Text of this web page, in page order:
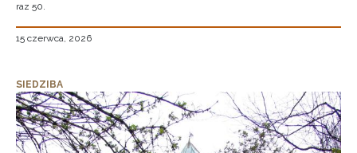
raz 50.
15 czerwca, 2026
SIEDZIBA